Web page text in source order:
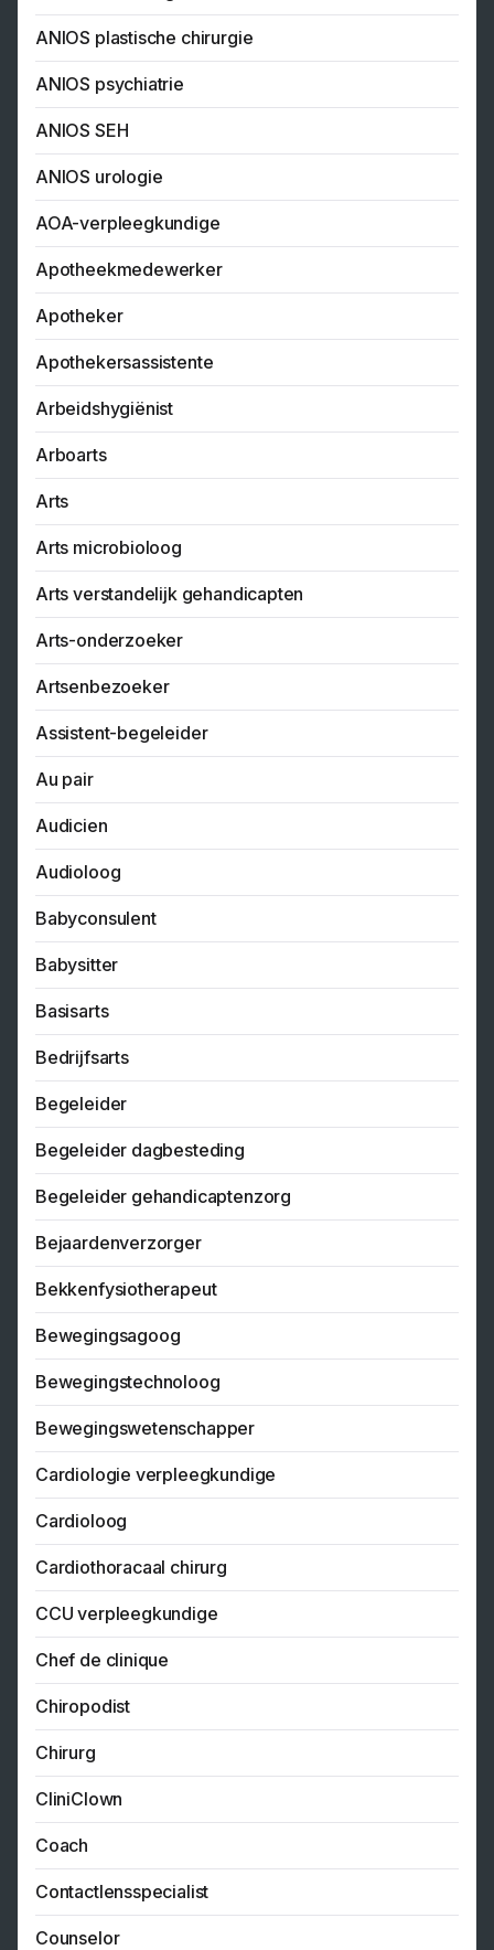
ANIOS plastische chirurgie
ANIOS psychiatrie
ANIOS SEH
ANIOS urologie
AOA-verpleegkundige
Apotheekmedewerker
Apotheker
Apothekersassistente
Arbeidshygiënist
Arboarts
Arts
Arts microbioloog
Arts verstandelijk gehandicapten
Arts-onderzoeker
Artsenbezoeker
Assistent-begeleider
Au pair
Audicien
Audioloog
Babyconsulent
Babysitter
Basisarts
Bedrijfsarts
Begeleider
Begeleider dagbesteding
Begeleider gehandicaptenzorg
Bejaardenverzorger
Bekkenfysiotherapeut
Bewegingsagoog
Bewegingstechnoloog
Bewegingswetenschapper
Cardiologie verpleegkundige
Cardioloog
Cardiothoracaal chirurg
CCU verpleegkundige
Chef de clinique
Chiropodist
Chirurg
CliniClown
Coach
Contactlensspecialist
Counselor